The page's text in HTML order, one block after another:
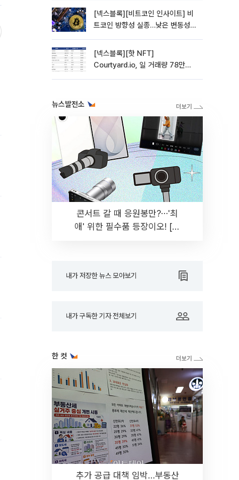
[넥스블록][비트코인 인사이트] 비
트코인 방향성 실종…낮은 변동성에
[넥스블록][핫 NFT]
Courtyard.io, 일 거래량 78만
뉴스발전소
콘서트 갈 때 응원봉만?⋯'최
애' 위한 필수품 등장이오! [솔
내가 저장한 뉴스 모아보기
내가 구독한 기자 전체보기
한 컷
추가 공급 대책 임박…부동산